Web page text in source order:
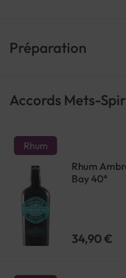
Préparation
Accords Mets-
Rhum
Rhum
Bay 40°
34,90 €